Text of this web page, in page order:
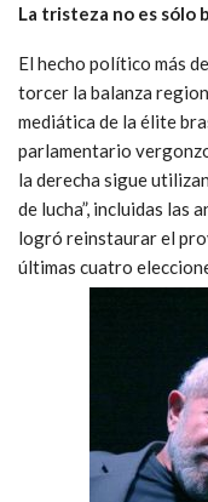
La tristeza no es sólo
El hecho político más
torcer la balanza
mediática de la élite
parlamentario
la derecha sigue
de lucha”, incluidas las
logró reinstaurar el
últimas cuatro